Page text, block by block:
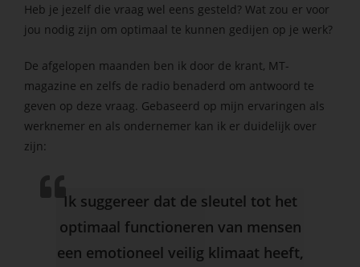
Heb je jezelf die vraag wel eens gesteld? Wat zou er voor
jou nodig zijn om optimaal te kunnen gedijen op je werk?
De afgelopen maanden ben ik door de krant, MT-
magazine en zelfs de radio benaderd om antwoord te
geven op deze vraag. Gebaseerd op mijn ervaringen als
werknemer en als ondernemer kan ik er duidelijk over
zijn:
Ik suggereer dat de sleutel tot het
optimaal functioneren van mensen
een emotioneel veilig klimaat heeft,
om
over
van
op